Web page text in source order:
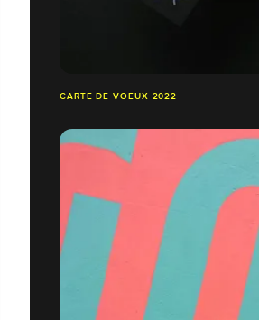
CARTE DE VOEUX 2022